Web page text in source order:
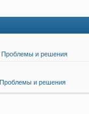
Проблемы и решения
Проблемы и решения